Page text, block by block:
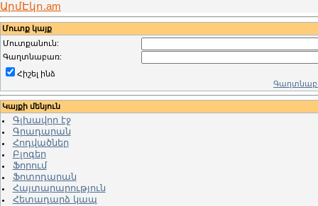
ԱրմԷկո.am
Մուտք կայք
Մուտքանուն:
Գաղտնաբառ:
Հիշել ինձ
Կայքի մենյուն
Գլխավոր էջ
Գրադարան
Հոդվածներ
Բլոգեր
Ֆորում
Ֆոտոդարան
Հայտարարություն
Հետադարձ կապ